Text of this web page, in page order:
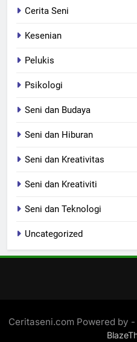
Cerita Seni
Kesenian
Pelukis
Psikologi
Seni dan Budaya
Seni dan Hiburan
Seni dan Kreativitas
Seni dan Kreativiti
Seni dan Teknologi
Uncategorized
Ceritaseni.com Powered by